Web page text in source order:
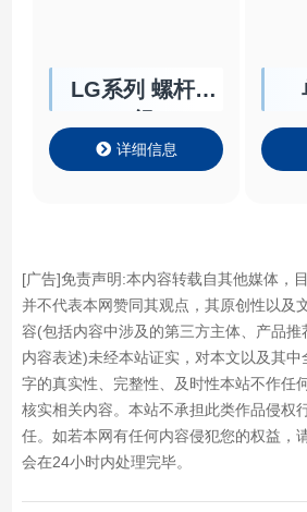
LG系列 螺杆机
详细信息
[广告]免责声明:本内容转载自其他媒体，
并不代表本网赞同其观点，其原创性以及
容(包括内容中涉及的第三方主体、产品推
内容表述)未经本站证实，对本文以及其
字的真实性、完整性、及时性本站不作任
核实相关内容。本站不承担此类作品侵权
任。如若本网有任何内容侵犯您的权益，
会在24小时内处理完毕。